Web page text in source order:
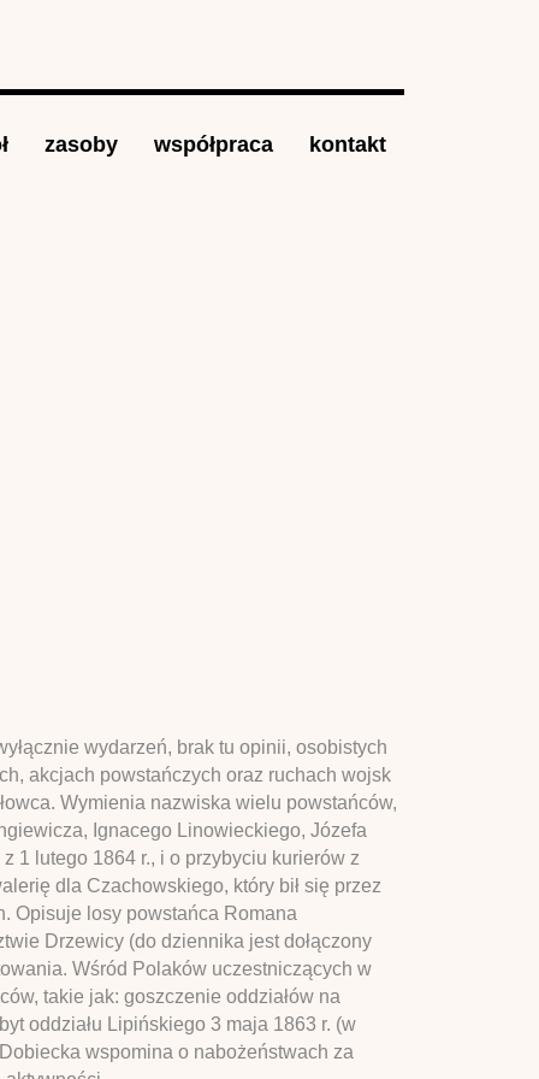
zasoby współpraca kontakt
wydarzeń, brak tu opinii, osobistych
akcjach powstańczych oraz ruchach wojsk
Wymienia nazwiska wielu powstańców,
Ignacego Linowieckiego, Józefa
1 lutego 1864 r., i o przybyciu kurierów z
dla Czachowskiego, który bił się przez
Opisuje losy powstańca Romana
Drzewicy (do dziennika jest dołączony
Wśród Polaków uczestniczących w
takie jak: goszczenie oddziałów na
oddziału Lipińskiego 3 maja 1863 r. (w
wspomina o nabożeństwach za